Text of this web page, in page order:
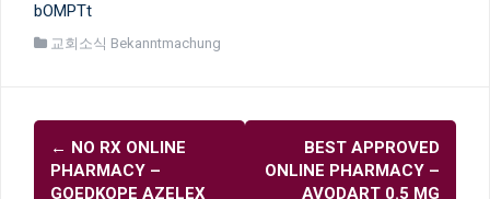
bOMPTt
교회소식 Bekanntmachung
글
내
← NO RX ONLINE
PHARMACY –
GOEDKOPE AZELEX
BEST APPROVED
ONLINE PHARMACY –
AVODART 0.5 MG